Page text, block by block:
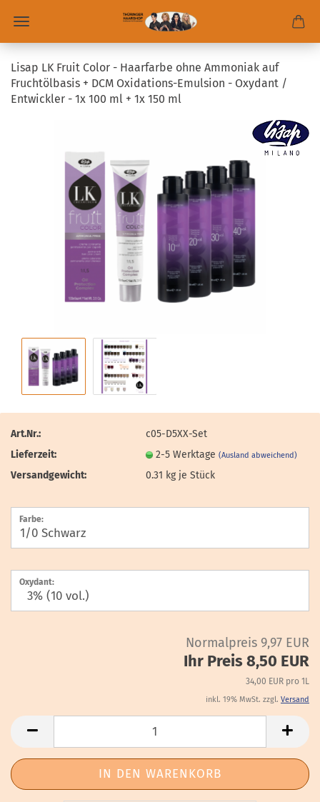
Lisap LK Fruit Color - Haarfarbe ohne Ammoniak auf
Fruchtölbasis + DCM Oxidations-Emulsion - Oxydant /
Entwickler - 1x 100 ml + 1x 150 ml
Art.Nr.:
c05-D5XX-Set
Lieferzeit:
2-5 Werktage(Ausland abweichend)
Versandgewicht: 0.31 kg je Stück
Farbe:
Oxydant:
Normalpreis 9,97 EUR
Ihr Preis 8,50 EUR
34,00 EUR pro 1L
inkl. 19% MwSt. zzgl. Versand